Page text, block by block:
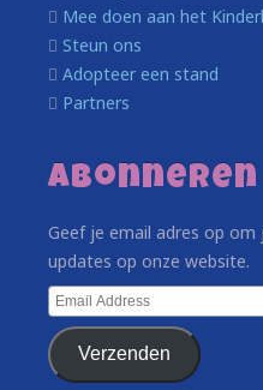
Mee doen aan het
Steun ons
Adopteer een stand
Partners
Abonneren
Geef je email adres op
updates op onze website.
Email
Address
Verzenden